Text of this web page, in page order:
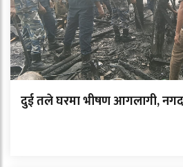
दुई तले घरमा भीषण आगलागी,